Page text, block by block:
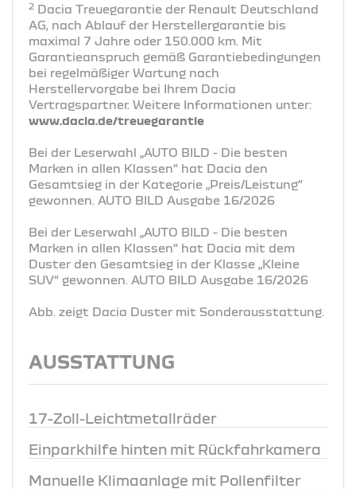
2 Dacia Treuegarantie der Renault Deutschland
AG, nach Ablauf der Herstellergarantie bis
maximal 7 Jahre oder 150.000 km. Mit
Garantieanspruch gemäß Garantiebedingungen
bei regelmäßiger Wartung nach
Herstellervorgabe bei Ihrem Dacia
Vertragspartner. Weitere Informationen unter:
www.dacia.de/treuegarantie
Bei der Leserwahl „AUTO BILD - Die besten
Marken in allen Klassen“ hat Dacia den
Gesamtsieg in der Kategorie „Preis/Leistung“
gewonnen. AUTO BILD Ausgabe 16/2026
Bei der Leserwahl „AUTO BILD - Die besten
Marken in allen Klassen“ hat Dacia mit dem
Duster den Gesamtsieg in der Klasse „Kleine
SUV“ gewonnen. AUTO BILD Ausgabe 16/2026
Abb. zeigt Dacia Duster mit Sonderausstattung.
AUSSTATTUNG
17-Zoll-Leichtmetallräder
Einparkhilfe hinten mit Rückfahrkamera
Manuelle Klimaanlage mit Pollenfilter